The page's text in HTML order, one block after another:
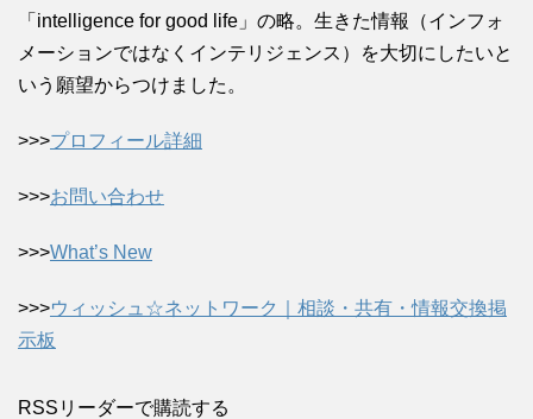
「intelligence for good life」の略。生きた情報（インフォ
メーションではなくインテリジェンス）を大切にしたいと
いう願望からつけました。
>>>プロフィール詳細
>>>お問い合わせ
>>>What’s New
>>>ウィッシュ☆ネットワーク｜相談・共有・情報交換掲
示板
RSSリーダーで購読する